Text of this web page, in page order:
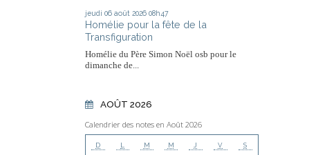
jeudi 06 août 2026 08h47
Homélie pour la fête de la
Transfiguration
Homélie du Père Simon Noël osb pour le
dimanche de...
AOÛT 2026
Calendrier des notes en Août 2026
D L M M J V S